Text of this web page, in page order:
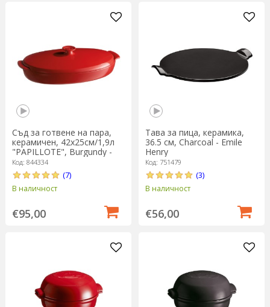
Съд за готвене на пара,
керамичен, 42x25см/1,9л
"PAPILLOTE", Burgundy -
Emile Henry
Код: 844334
(7)
В наличност
€95,00
Тава за пица, керамика,
36.5 см, Charcoal - Emile
Henry
Код: 751479
(3)
В наличност
€56,00